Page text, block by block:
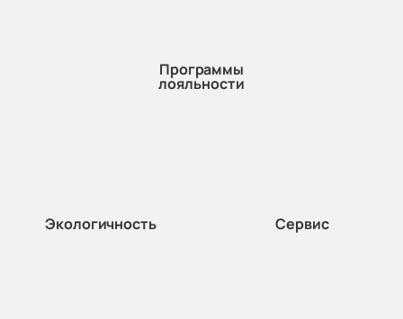
Программы
лояльности
Экологичность Сервис